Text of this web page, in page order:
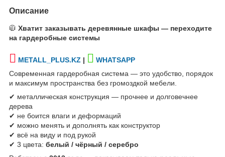
Описание
🧥 Хватит заказывать деревянные шкафы — переходите
на гардеробные системы
METALL_PLUS.KZ |
WHATSAPP
Современная гардеробная система — это удобство, порядок
и максимум пространства без громоздкой мебели.
✔ металлическая конструкция — прочнее и долговечнее
дерева
✔ не боится влаги и деформаций
✔ можно менять и дополнять как конструктор
✔ всё на виду и под рукой
✔ 3 цвета: белый / чёрный / серебро